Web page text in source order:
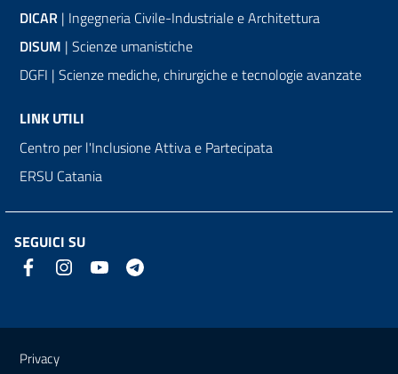
DICAR | Ingegneria Civile-Industriale e Architettura
DISUM | Scienze umanistiche
DGFI | Scienze mediche, chirurgiche e tecnologie avanzate
LINK UTILI
Centro per l'Inclusione Attiva e Partecipata
ERSU Catania
SEGUICI SU
Link e informazioni utili
Privacy